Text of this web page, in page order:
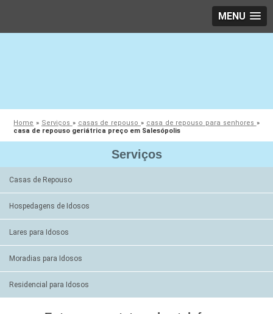
MENU
Home » Serviços » casas de repouso » casa de repouso para senhores »
casa de repouso geriátrica preço em Salesópolis
Serviços
Casas de Repouso
Hospedagens de Idosos
Lares para Idosos
Moradias para Idosos
Residencial para Idosos